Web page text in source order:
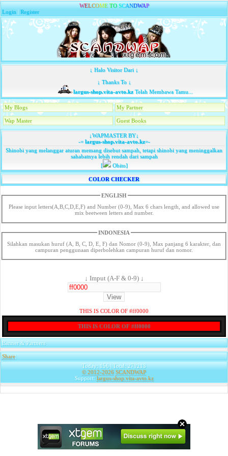
WELCOME TO SCANDWAP
Login |Register
↓ Halo Visitor Dari ↓
↓ Thanks To ↓
largus-shop.vita-avto.kzTelah Membawa Tamu...
My Blogs My Partner
Wap Master Guest Books
↓WAPMASTER BY↓
-=largus-shop.vita-avto.kz=-
Shinobi yang melanggar aturan memang disebut sampah, tetapi shinobi yang meninggalkan
sahabatnya lebih rendah dari sampah
[
Obito]
COLOR CHECKER
ENGLISH
Please input letters(A,B,C,D,E,F) and Number (0-9), Max 6 chars length, and allowed use
mix beetween letters and number.
INDONESIA
Silahkan masukan huruf (A, B, C, D, E, F) dan Nomor (0-9), Max panjang 6 karakter, dan
campuran penggunaan diperbolehkan campuran huruf dan nomor.
↓ Imput (A-F & 0-9) ↓
THIS IS COLOR OF #ff0000
THIS IS COLOR OF #ff0000
Banner & Partners
Share|
Today: 156 | Total: 279213
© 2012-2026 SCANDWAP
Support: largus-shop.vita-avto.kz